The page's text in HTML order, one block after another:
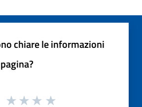
chiare le informazioni